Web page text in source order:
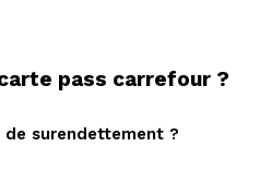
pass carrefour ?
de surendettement ?